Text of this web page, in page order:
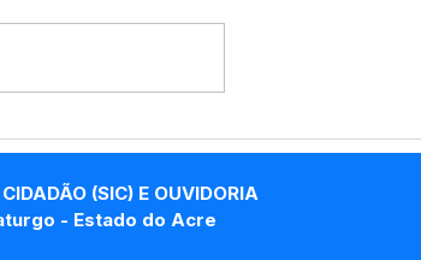
Administração: Marechal
em Gestão Fiscal no Acre
(SIC) E OUVIDORIA
- Estado do Acre